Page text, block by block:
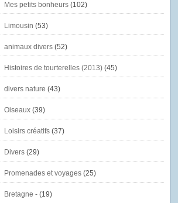
Mes petits bonheurs(102)
Limousin (53)
animaux divers(52)
Histoires de tourterelles (2013)(45)
divers nature (43)
Oiseaux(39)
Loisirs créatifs(37)
Divers(29)
Promenades et voyages(25)
Bretagne -(19)